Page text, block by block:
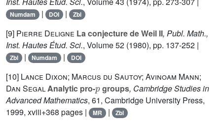
Numdam | DOI | Zbl
[9] Pierre Deligne La conjecture de Weil II, Publ. Math.,
Inst. Hautes Étud. Sci., Volume 52 (1980), pp. 137-252 |
Zbl | Numdam | DOI
[10] Lance Dixon; Marcus du Sautoy; Avinoam Mann;
Dan SegalAnalytic pro-
p
groups, Cambridge Studies in
Advanced Mathematics, 61, Cambridge University Press,
1999, xviii+368 pages |
MR | Zbl